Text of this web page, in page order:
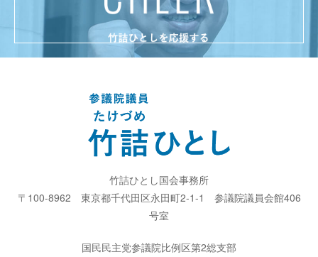
竹詰ひとし国会事務所
〒100-8962
東京都千代田区永田町2-1-1
参議院議員会館406
号室
国民民主党参議院比例区第2総支部